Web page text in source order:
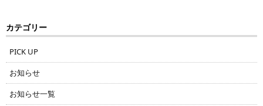
カテゴリー
PICK UP
お知らせ
お知らせ一覧